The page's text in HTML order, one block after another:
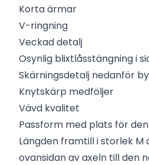
Korta ärmar
V-ringning
Veckad detalj
Osynlig blixtlåsstängning i
Skärningsdetalj nedanför
Knytskärp medföljer
Vävd kvalitet
Passform med plats för
Längden framtill i storlek M
ovansidan av axeln till den